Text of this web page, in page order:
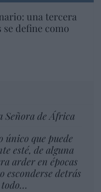
una tercera
define como
Señora de África
único que puede
esté, de alguna
arder en épocas
esconderse detrás
todo…